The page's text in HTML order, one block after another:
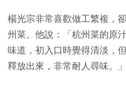
楊光宗非常喜歡做工繁複，
州菜。他說：「杭州菜的原
味道，初入口時覺得清淡，
釋放出來，非常耐人尋味。」